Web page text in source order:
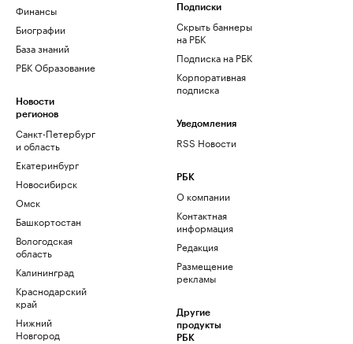
Финансы
Биографии
База знаний
РБК Образование
Новости
регионов
Санкт-Петербург
и область
Екатеринбург
Новосибирск
Омск
Башкортостан
Вологодская
область
Калининград
Краснодарский
край
Нижний
Новгород
Подписки
Скрыть баннеры
на РБК
Подписка на РБК
Корпоративная
подписка
Уведомления
RSS Новости
РБК
О компании
Контактная
информация
Редакция
Размещение
рекламы
Другие
продукты
РБК